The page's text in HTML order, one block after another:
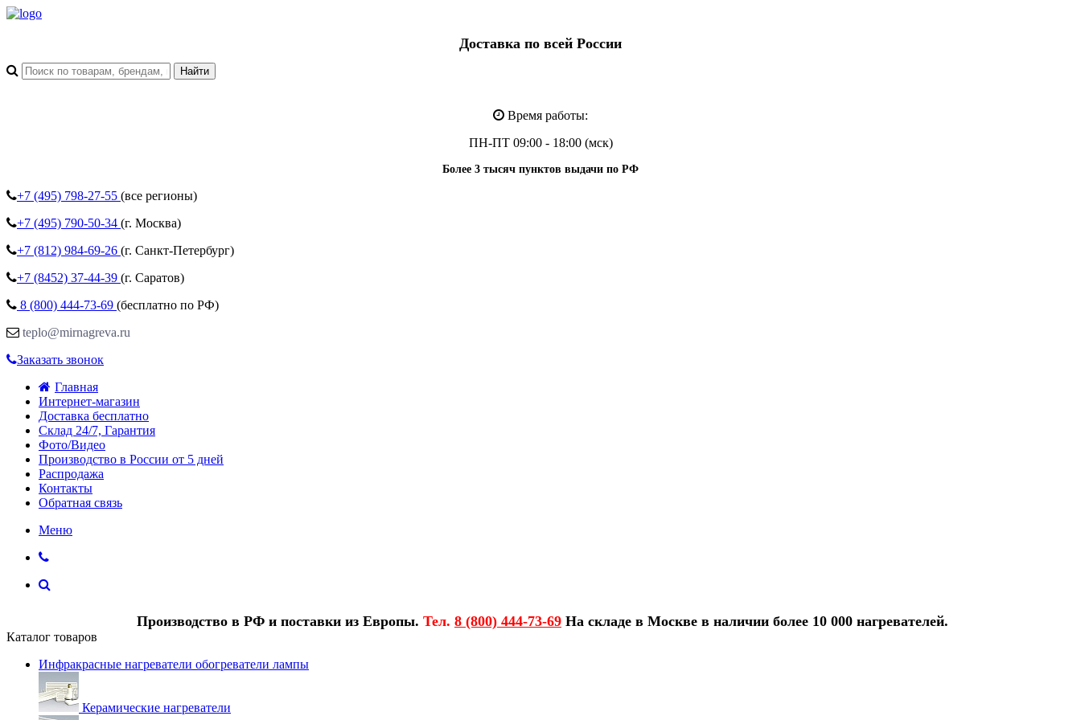
Доставка по всей России
Время работы:
ПН-ПТ 09:00 - 18:00 (мск)
Более 3 тысяч пунктов выдачи по РФ
+7 (495) 798-27-55 (все регионы)
+7 (495) 790-50-34 (г. Москва)
+7 (812) 984-69-26 (г. Санкт-Петербург)
+7 (8452) 37-44-39 (г. Саратов)
8 (800) 444-73-69 (бесплатно по РФ)
teplo@mirnagreva.ru
Заказать звонок
Главная
Интернет-магазин
Доставка бесплатно
Склад 24/7, Гарантия
Фото/Видео
Производство в России от 5 дней
Распродажа
Контакты
Обратная связь
Меню
Производство в РФ и поставки из Европы. Тел. 8 (800) 444-73-69 На складе в Москве в наличии более 10 000 нагревателей.
Каталог товаров
Инфракрасные нагреватели обогреватели лампы
Керамические нагреватели